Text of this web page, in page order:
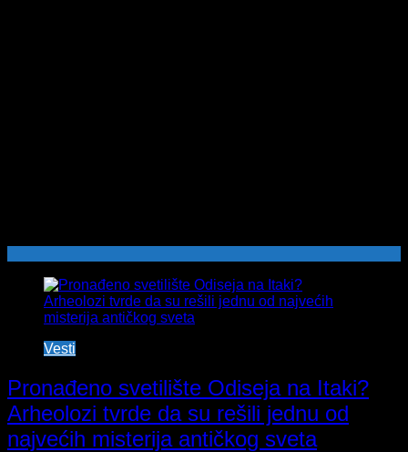
Vesti
Pronađeno svetilište Odiseja na Itaki?
Arheolozi tvrde da su rešili jednu od
najvećih misterija antičkog sveta